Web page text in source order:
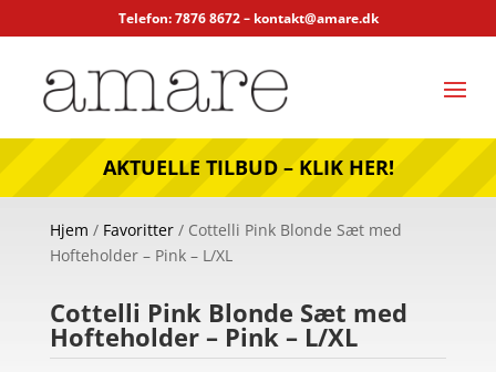
Telefon: 7876 8672 – kontakt@amare.dk
AKTUELLE TILBUD – KLIK HER!
Hjem / Favoritter/ Cottelli Pink Blonde Sæt med
Hofteholder – Pink – L/XL
Cottelli Pink Blonde Sæt med
Hofteholder – Pink – L/XL